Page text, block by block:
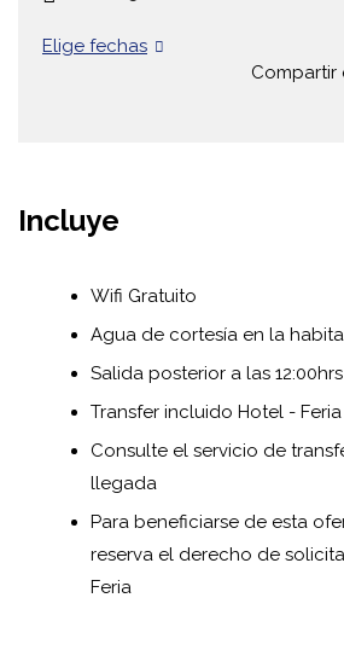
Elige fechas
Compartir
Incluye
Wifi Gratuito
Agua de cortesía en la
Salida posterior a las
Transfer incluido Hotel -
Consulte el servicio de
llegada
Para beneficiarse de esta
reserva el derecho de
Feria